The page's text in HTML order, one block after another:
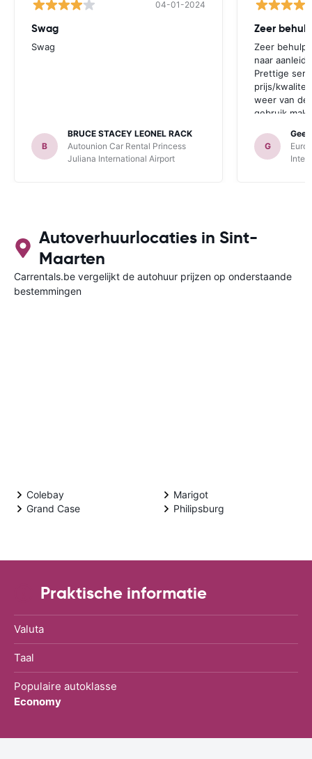
04-01-2024
Swag
Swag
B
BRUCE STACEY LEONEL RACK
Autounion Car Rental Princess
Juliana International Airport
Zeer
Zeer
naar
Prettige
prijs/
weer van de
gebruik
G
Autoverhuurlocaties in Sint-
Maarten
Carrentals.be vergelijkt de autohuur prijzen op onderstaande
bestemmingen
Colebay
Grand Case
Marigot
Philipsburg
Praktische informatie
Valuta
Taal
Populaire autoklasse
Economy